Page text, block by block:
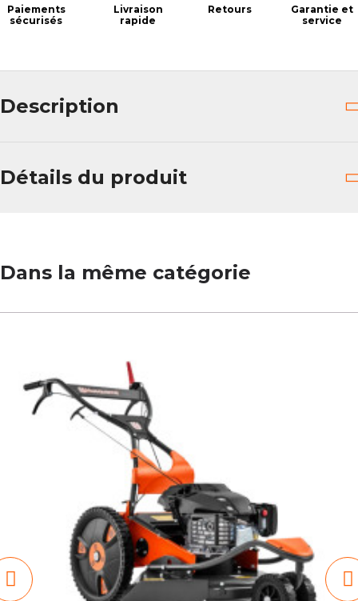
Paiements
sécurisés
Livraison
rapide
Retours
Garantie et
service
Description
Détails du produit
Dans la même catégorie